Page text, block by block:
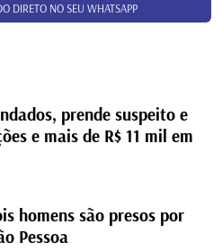
DIRETO NO SEU WHATSAPP
prende suspeito e
e mais de R$ 11 mil em
homens são presos por
Pessoa